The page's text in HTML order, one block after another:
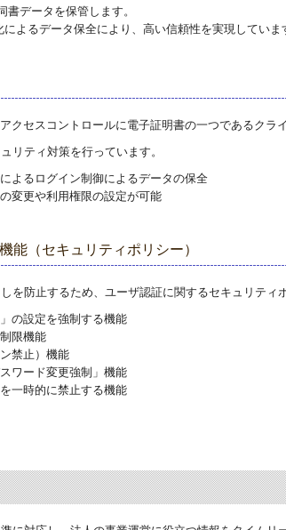
書データを保管します。
よるデータ保全により、高い信頼性を実現していま
クセスコントロールに電子証明書の一つであるク
リティ対策を行っています。
よるログイン制御によるデータの保全
変更や利用権限の設定が可能
能（セキュリティポリシー）
を防止するため、ユーザ認証に関するセキュリテ
の設定を強制する機能
限機能
禁止）機能
ワード変更強制」機能
一時的に禁止する機能